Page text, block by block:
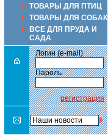
ТОВАРЫ ДЛЯ ПТИЦ
ТОВАРЫ ДЛЯ СОБАК
ВСЕ ДЛЯ ПРУДА И
САДА
Логин (e-mail)
Пароль
регистрация